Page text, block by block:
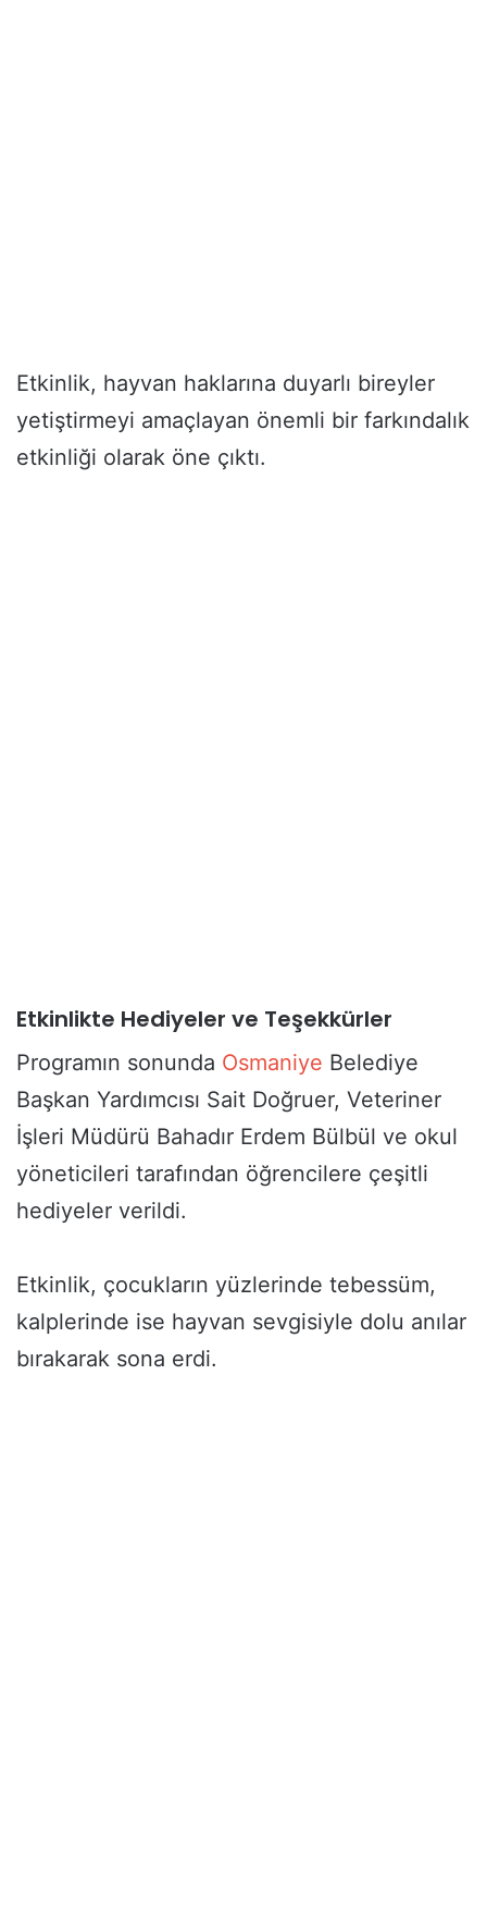
Etkinlik, hayvan haklarına duyarlı bireyler
yetiştirmeyi amaçlayan önemli bir farkındalık
etkinliği olarak öne çıktı.
Etkinlikte Hediyeler ve Teşekkürler
Programın sonunda Osmaniye Belediye
Başkan Yardımcısı Sait Doğruer, Veteriner
İşleri Müdürü Bahadır Erdem Bülbül ve okul
yöneticileri tarafından öğrencilere çeşitli
hediyeler verildi.
Etkinlik, çocukların yüzlerinde tebessüm,
kalplerinde ise hayvan sevgisiyle dolu anılar
bırakarak sona erdi.